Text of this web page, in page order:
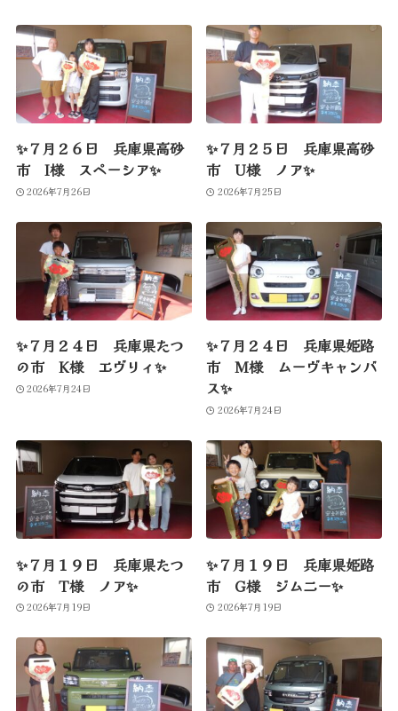
✨７月２６日 兵庫県高砂
市 I様 スペーシア✨
2026年7月26日
✨７月２５日 兵庫県高砂
市 U様 ノア✨
2026年7月25日
✨７月２４日 兵庫県たつ
の市 K様 エヴリィ✨
2026年7月24日
✨７月２４日 兵庫県姫路
市 M様 ムーヴキャンバ
ス✨
2026年7月24日
✨７月１９日 兵庫県たつ
の市 T様 ノア✨
2026年7月19日
✨７月１９日 兵庫県姫路
市 G様 ジムニー✨
2026年7月19日